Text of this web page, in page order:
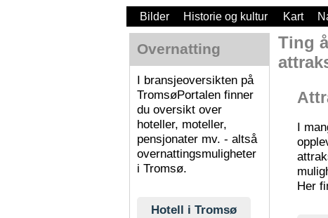
Bilder Historie og kultur Kart
Overnatting
I bransjeoversikten på
TromsøPortalen finner
du oversikt over
hoteller, moteller,
pensjonater mv. - altså
overnattingsmuligheter
i Tromsø.
Hotell i Tromsø
Ting
I
Her